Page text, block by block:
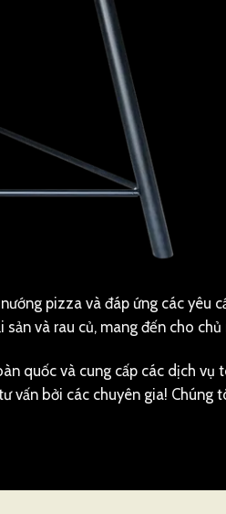
pizza và đáp ứng các yêu
và rau củ, mang đến cho
quốc và cung cấp các dịch
vấn bởi các chuyên gia! Chúng